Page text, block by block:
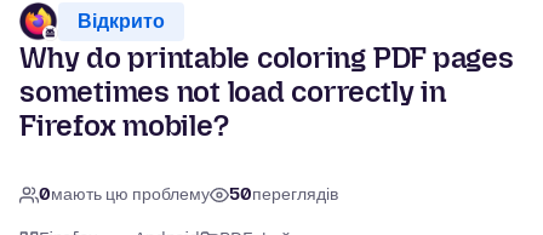
Відкрито
Why do printable coloring PDF pages
sometimes not load correctly in
Firefox mobile?
0мають цю проблему 50переглядів